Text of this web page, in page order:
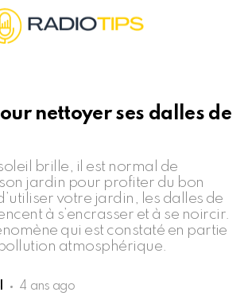
nettoyer ses dalles de
brille, il est normal de
jardin pour profiter du bon
votre jardin, les dalles de
à s’encrasser et à se noircir.
qui est constaté en partie
atmosphérique.
4 ans ago